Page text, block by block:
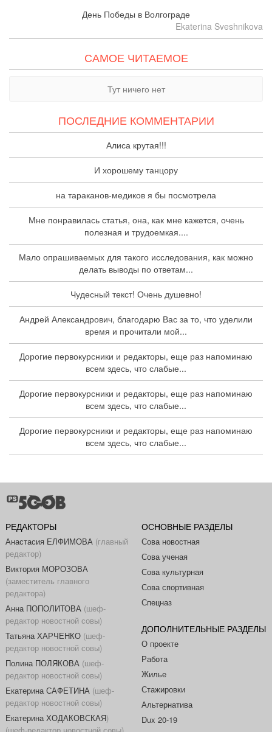
День Победы в Волгограде
Ekaterina Sveshnikova
САМОЕ ЧИТАЕМОЕ
Тут ничего нет
ПОСЛЕДНИЕ КОММЕНТАРИИ
Алиса крутая!!!
И хорошему танцору
на тараканов-медиков я бы посмотрела
Мне понравилась статья, она, как мне кажется, очень
полезная и трудоемкая....
Мало опрашиваемых для такого исследования, как можно
делать выводы по ответам...
Чудесный текст! Очень душевно!
Андрей Александрович, благодарю Вас за то, что уделили
время и прочитали мой...
Дорогие первокурсники и редакторы, еще раз напоминаю
всем здесь, что слабые...
Дорогие первокурсники и редакторы, еще раз напоминаю
всем здесь, что слабые...
Дорогие первокурсники и редакторы, еще раз напоминаю
всем здесь, что слабые...
РЕДАКТОРЫ
Анастасия ЕЛФИМОВА(главный
редактор)
Виктория МОРОЗОВА
(заместитель главного
редактора)
Анна ПОПОЛИТОВА(шеф-
редактор новостной совы)
Татьяна ХАРЧЕНКО(шеф-
редактор новостной совы)
Полина ПОЛЯКОВА(шеф-
редактор новостной совы)
Екатерина САФЕТИНА(шеф-
редактор новостной совы)
Екатерина ХОДАКОВСКАЯ)
ОСНОВНЫЕ РАЗДЕЛЫ
Сова новостная
Сова ученая
Сова культурная
Сова спортивная
Спецназ
ДОПОЛНИТЕЛЬНЫЕ РАЗДЕЛЫ
О проекте
Работа
Жилье
Стажировки
Альтернатива
Dux 20-19